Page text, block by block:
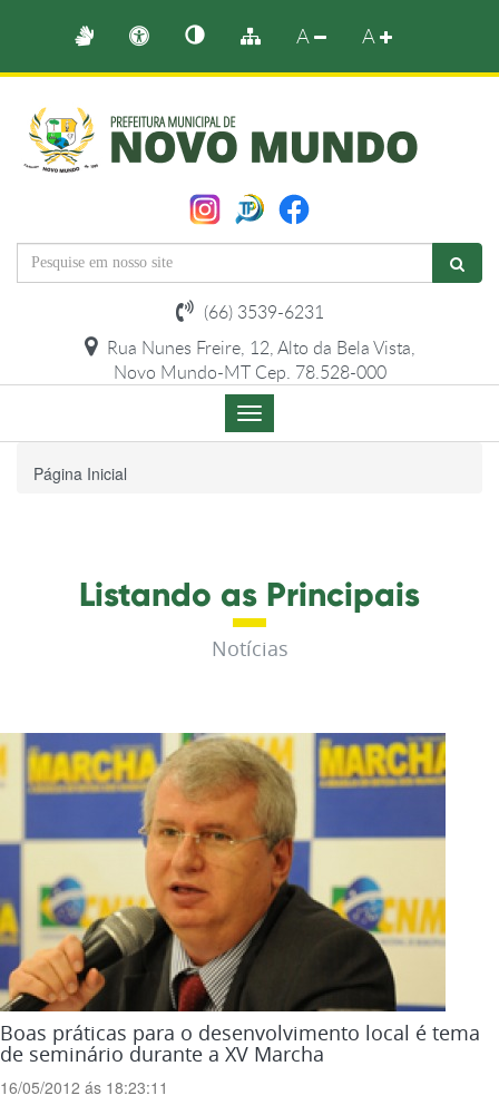
A A
(66) 3539-6231
Rua Nunes Freire, 12, Alto da Bela Vista,
Novo Mundo-MT Cep. 78.528-000
Menu
de
Página Inicial
Listando as Principais
Notícias
Boas práticas para o desenvolvimento local é tema
de seminário durante a XV Marcha
16/05/2012 ás 18:23:11